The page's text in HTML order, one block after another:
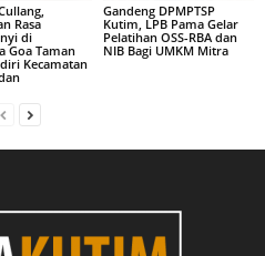
Rasa
di
Goa Taman
Kecamatan
Gandeng DPMPTSP
Kutim, LPB Pama Gelar
Pelatihan OSS-RBA dan
NIB Bagi UMKM Mitra